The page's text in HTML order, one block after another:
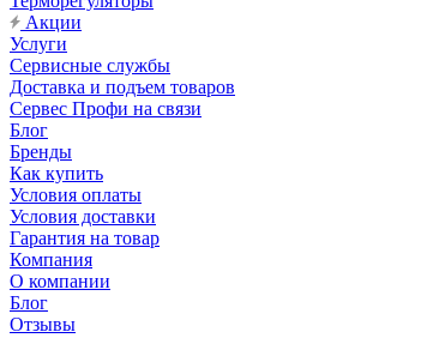
Акции
Услуги
Сервисные службы
Доставка и подъем товаров
Сервес Профи на связи
Блог
Бренды
Как купить
Условия оплаты
Условия доставки
Гарантия на товар
Компания
О компании
Блог
Отзывы